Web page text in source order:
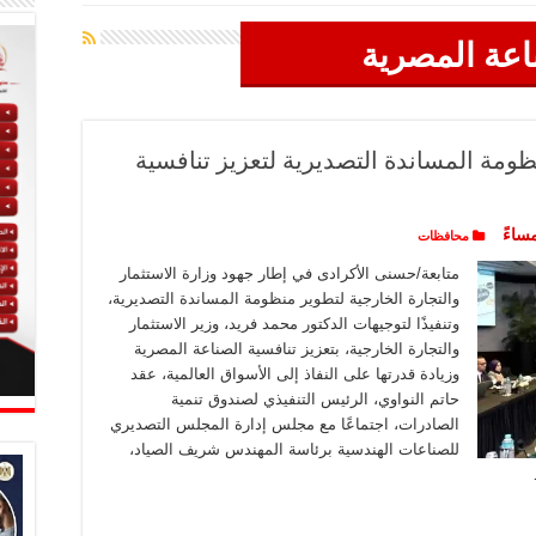
المصرية
المساندة التصديرية لتعزيز تنافسية
محافظات
متابعة/حسنى الأكرادى في إطار جهود وزارة الاستثمار
والتجارة الخارجية لتطوير منظومة المساندة التصديرية،
وتنفيذًا لتوجيهات الدكتور محمد فريد، وزير الاستثمار
والتجارة الخارجية، بتعزيز تنافسية الصناعة المصرية
وزيادة قدرتها على النفاذ إلى الأسواق العالمية، عقد
حاتم النواوي، الرئيس التنفيذي لصندوق تنمية
الصادرات، اجتماعًا مع مجلس إدارة المجلس التصديري
للصناعات الهندسية برئاسة المهندس شريف الصياد،